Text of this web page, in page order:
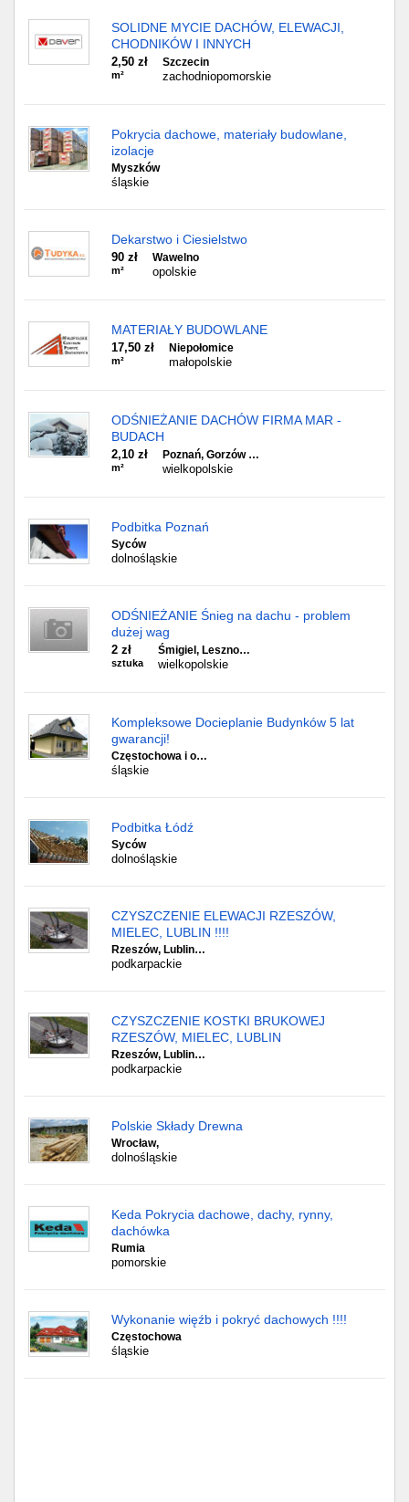
SOLIDNE MYCIE DACHÓW, ELEWACJI,
CHODNIKÓW I INNYCH
2,50 zł
m²
Szczecin
zachodniopomorskie
Pokrycia dachowe, materiały budowlane,
izolacje
Myszków
śląskie
Dekarstwo i Ciesielstwo
90 zł
m²
Wawelno
opolskie
MATERIAŁY BUDOWLANE
17,50 zł
m²
Niepołomice
małopolskie
ODŚNIEŻANIE DACHÓW FIRMA MAR -
BUDACH
2,10 zł
m²
Poznań, Gorzów …
wielkopolskie
Podbitka Poznań
Syców
dolnośląskie
ODŚNIEŻANIE Śnieg na dachu - problem
dużej wag
2 zł
sztuka
Śmigiel, Leszno…
wielkopolskie
Kompleksowe Docieplanie Budynków 5 lat
gwarancji!
Częstochowa i o…
śląskie
Podbitka Łódź
Syców
dolnośląskie
CZYSZCZENIE ELEWACJI RZESZÓW,
MIELEC, LUBLIN !!!!
Rzeszów, Lublin…
podkarpackie
CZYSZCZENIE KOSTKI BRUKOWEJ
RZESZÓW, MIELEC, LUBLIN
Rzeszów, Lublin…
podkarpackie
Polskie Składy Drewna
Wrocław,
dolnośląskie
Keda Pokrycia dachowe, dachy, rynny,
dachówka
Rumia
pomorskie
Wykonanie więźb i pokryć dachowych !!!!
Częstochowa
śląskie